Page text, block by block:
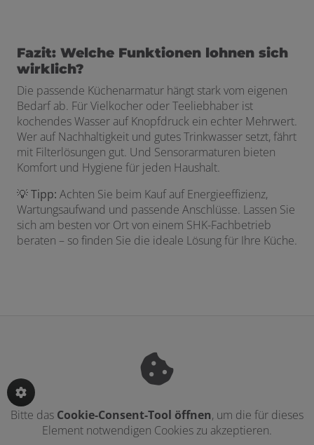
Fazit: Welche Funktionen lohnen sich
wirklich?
Die passende Küchenarmatur hängt stark vom eigenen
Bedarf ab. Für Vielkocher oder Teeliebhaber ist
kochendes Wasser auf Knopfdruck ein echter Mehrwert.
Wer auf Nachhaltigkeit und gutes Trinkwasser setzt, fährt
mit Filterlösungen gut. Und Sensorarmaturen bieten
Komfort und Hygiene für jeden Haushalt.
💡Tipp: Achten Sie beim Kauf auf Energieeffizienz,
Wartungsaufwand und passende Anschlüsse. Lassen Sie
sich am besten vor Ort von einem SHK-Fachbetrieb
beraten – so finden Sie die ideale Lösung für Ihre Küche.
Bitte das Cookie-Consent-Tool öffnen, um die für dieses
Element notwendigen Cookies zu akzeptieren.